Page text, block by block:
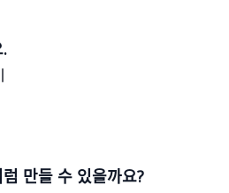
수 있을까요?